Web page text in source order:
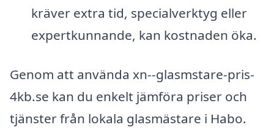
kräver extra tid, specialverktyg eller
expertkunnande, kan kostnaden öka.
Genom att använda xn--glasmstare-pris-
4kb.se kan du enkelt jämföra priser och
tjänster från lokala glasmästare i Habo.